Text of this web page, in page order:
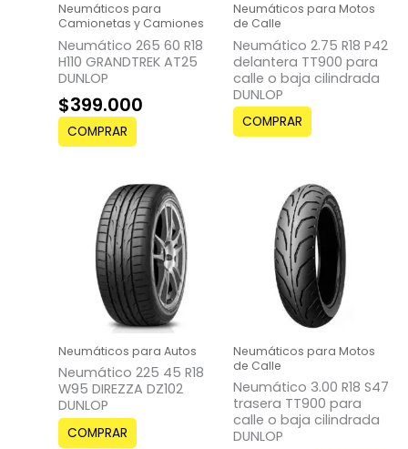
Neumáticos para
Camionetas y Camiones
Neumático 265 60 R18
H110 GRANDTREK AT25
DUNLOP
$399.000
COMPRAR
Neumáticos para Motos
de Calle
Neumático 2.75 R18 P42
delantera TT900 para
calle o baja cilindrada
DUNLOP
COMPRAR
Neumáticos para Autos
Neumático 225 45 R18
W95 DIREZZA DZ102
DUNLOP
COMPRAR
Neumáticos para Motos
de Calle
Neumático 3.00 R18 S47
trasera TT900 para
calle o baja cilindrada
DUNLOP